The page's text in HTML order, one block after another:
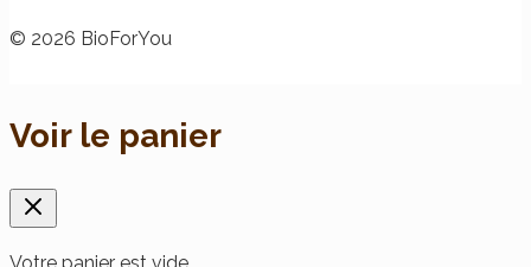
© 2026 BioForYou
Voir le panier